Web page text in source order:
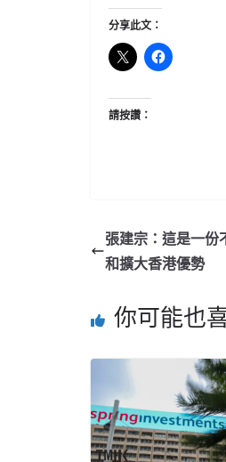
分享此文：
請按讚：
張建宗：這是一份
和擴大香港優勢
你可能也